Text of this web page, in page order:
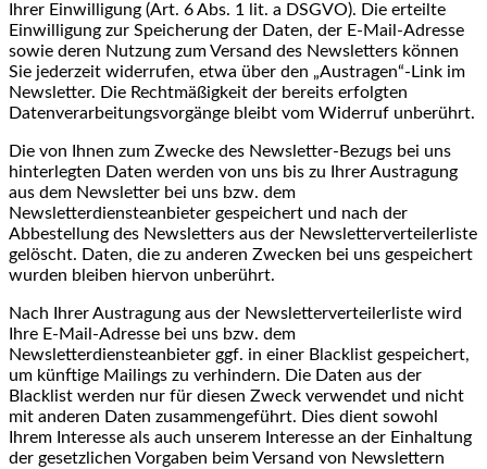
Ihrer Einwilligung (Art. 6 Abs. 1 lit. a DSGVO). Die erteilte
Einwilligung zur Speicherung der Daten, der E-Mail-Adresse
sowie deren Nutzung zum Versand des Newsletters können
Sie jederzeit widerrufen, etwa über den „Austragen“-Link im
Newsletter. Die Rechtmäßigkeit der bereits erfolgten
Datenverarbeitungsvorgänge bleibt vom Widerruf unberührt.
Die von Ihnen zum Zwecke des Newsletter-Bezugs bei uns
hinterlegten Daten werden von uns bis zu Ihrer Austragung
aus dem Newsletter bei uns bzw. dem
Newsletterdiensteanbieter gespeichert und nach der
Abbestellung des Newsletters aus der Newsletterverteilerliste
gelöscht. Daten, die zu anderen Zwecken bei uns gespeichert
wurden bleiben hiervon unberührt.
Nach Ihrer Austragung aus der Newsletterverteilerliste wird
Ihre E-Mail-Adresse bei uns bzw. dem
Newsletterdiensteanbieter ggf. in einer Blacklist gespeichert,
um künftige Mailings zu verhindern. Die Daten aus der
Blacklist werden nur für diesen Zweck verwendet und nicht
mit anderen Daten zusammengeführt. Dies dient sowohl
Ihrem Interesse als auch unserem Interesse an der Einhaltung
der gesetzlichen Vorgaben beim Versand von Newslettern